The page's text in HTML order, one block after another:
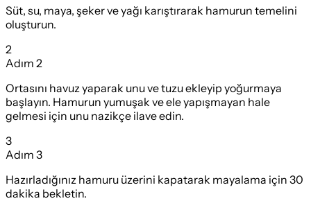
Süt, su, maya, şeker ve yağı karıştırarak hamurun temelini
oluşturun.
2
Adım 2
Ortasını havuz yaparak unu ve tuzu ekleyip yoğurmaya
başlayın. Hamurun yumuşak ve ele yapışmayan hale
gelmesi için unu nazikçe ilave edin.
3
Adım 3
Hazırladığınız hamuru üzerini kapatarak mayalama için 30
dakika bekletin.